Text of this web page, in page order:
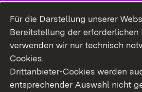
Für die Darstellung unserer
Bereitstellung der erforderlichen
verwenden wir nur technisch
Cookies.
Drittanbieter-Cookies werden
entsprechender Auswahl nicht